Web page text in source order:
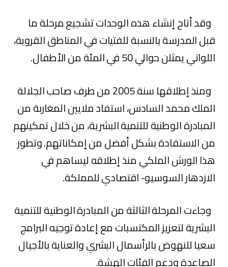
وقد أتاح إنشاء هذه الوحدات تشجيع مرحلة ما
قبل المدرسة بالنسبة للفتيات في المناطق القروية،
اللواتي يمثلن حوالي 50 في المئة من الأطفال.
ومنذ إطلاقها سنة 2005 من طرف صاحب الجلالة
الملك محمد السادس، استفاد ملايين المغاربة من
المبادرة الوطنية للتنمية البشرية، من خلال تمكينهم
من الاستفادة بشكل أفضل من إمكاناتهم. وتطور
هذا الورش الملكي منذ إطلاقه ليساهم في
الازدهار السوسيو- اقتصادي للمملكة.
وجاءت المرحلة الثالثة من المبادرة الوطنية للتنمية
البشرية لتعزیز المكتسبات مع إعادة توجيه البرامج
سعيا للنهوض بالرأسمال البشري والعناية بالأجيال
الصاعدة ودعم الفئات الهشة.